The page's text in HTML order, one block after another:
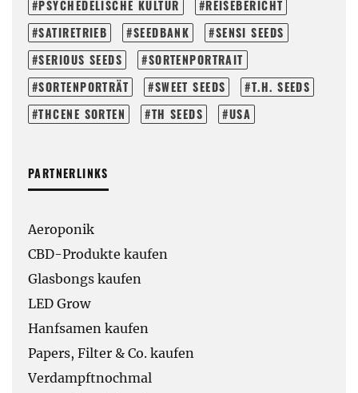
PSYCHEDELISCHE KULTUR
REISEBERICHT
SATIRETRIEB
SEEDBANK
SENSI SEEDS
SERIOUS SEEDS
SORTENPORTRAIT
SORTENPORTRÄT
SWEET SEEDS
T.H. SEEDS
THCENE SORTEN
TH SEEDS USA
PARTNERLINKS
Aeroponik
CBD-Produkte kaufen
Glasbongs kaufen
LED Grow
Hanfsamen kaufen
Papers, Filter & Co. kaufen
Verdampftnochmal